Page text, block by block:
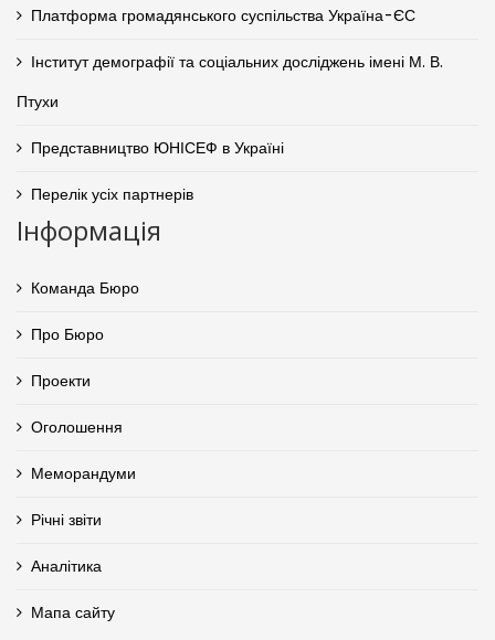
Платформа громадянського суспільства Україна-ЄС
Інститут демографії та соціальних досліджень імені М. В.
Птухи
Представництво ЮНІСЕФ в Україні
Перелік усіх партнерів
Інформація
Команда Бюро
Про Бюро
Проекти
Оголошення
Меморандуми
Річні звіти
Аналітика
Мапа сайту